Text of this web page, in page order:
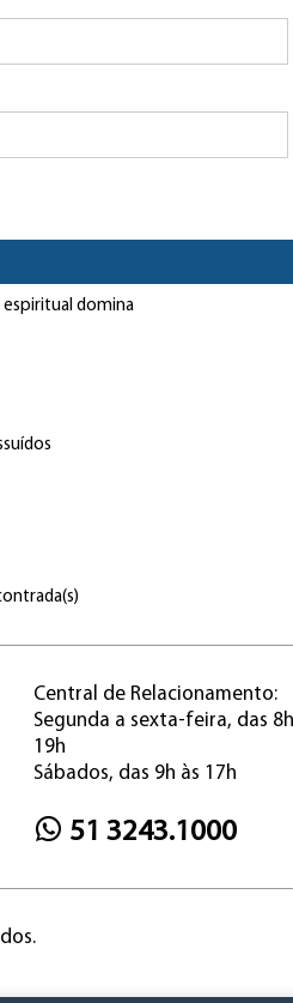
domina
Central de Relacionamento:
Segunda a sexta-feira, das
19h
Sábados, das 9h às 17h
51 3243.1000